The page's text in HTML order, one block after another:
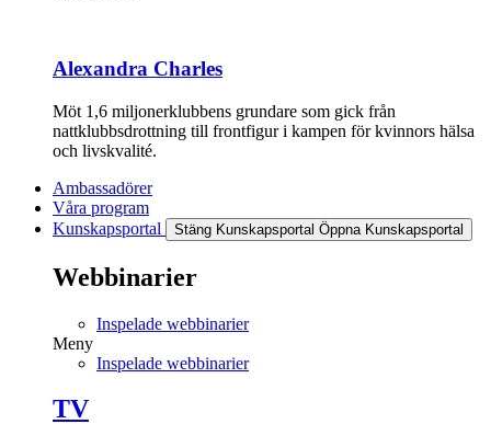
Alexandra Charles
Möt 1,6 miljonerklubbens grundare som gick från
nattklubbsdrottning till frontfigur i kampen för kvinnors hälsa
och livskvalité.
Ambassadörer
Våra program
Kunskapsportal
Stäng Kunskapsportal Öppna Kunskapsportal
Webbinarier
Inspelade webbinarier
Meny
Inspelade webbinarier
TV